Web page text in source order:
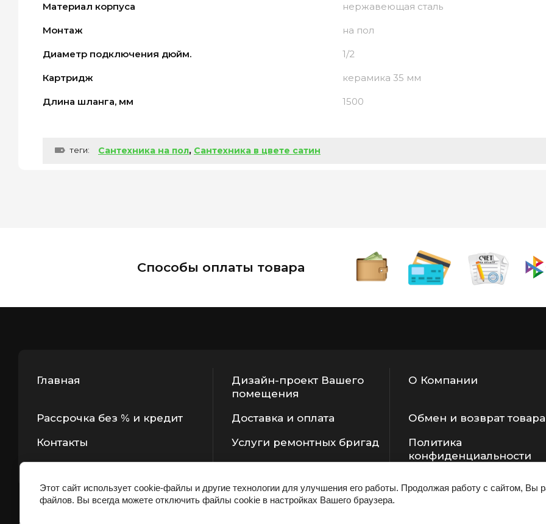
Материал корпуса нержавеющая сталь
Монтаж на пол
Диаметр подключения дюйм. 1/2
Картридж керамика 35 мм
Длина шланга, мм 1500
теги: Сантехника на пол, Сантехника в цвете сатин
Способы оплаты товара
Главная
Дизайн-проект Вашего
помещения
О Компании
Рассрочка без % и кредит Доставка и оплата
Обмен и возврат товара
Контакты
Услуги ремонтных бригад
Политика
конфиденциальности
Этот сайт использует cookie-файлы и другие технологии для улучшения его работы. Продолжая работу с сайтом, Вы
файлов. Вы всегда можете отключить файлы cookie в настройках Вашего браузера.